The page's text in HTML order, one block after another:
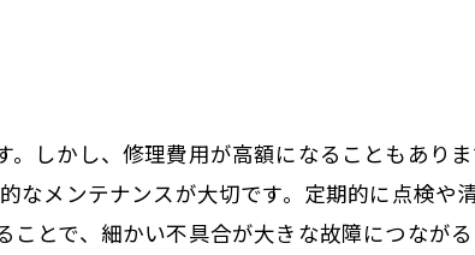
しかし、修理費用が高額になることもあり
なメンテナンスが大切です。定期的に点検や
とで、細かい不具合が大きな故障につなが